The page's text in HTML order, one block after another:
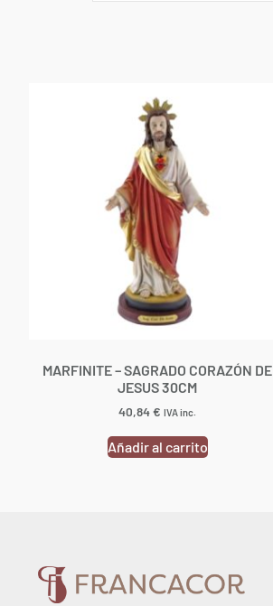
MARFINITE – SAGRADO CORAZÓN DE
JESUS 30CM
40,84€ IVA inc.
Añadir al carrito